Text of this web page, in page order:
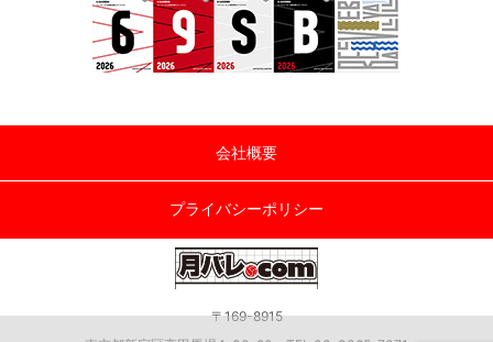
会社概要
プライバシーポリシー
〒169-8915